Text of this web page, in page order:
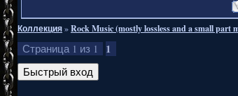
Коллекция»Rock Music (mostly lossless and a small part
Страница 1 из 1 1